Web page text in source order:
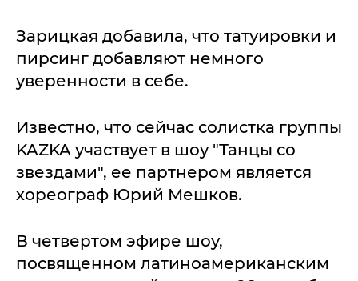
Зарицкая добавила, что татуировки и
пирсинг добавляют немного
уверенности в себе.
Известно, что сейчас солистка группы
KAZKA участвует в шоу "Танцы со
звездами", ее партнером является
хореограф Юрий Мешков.
В четвертом эфире шоу,
посвященном латиноамериканским